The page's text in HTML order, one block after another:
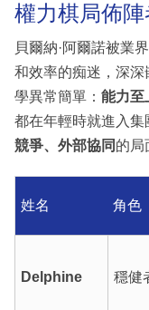
權力棋局佈陣
貝爾納·阿爾諾被業
和效率的痴迷，深
學異常簡單： 能力至
都在年輕時就進入
競爭、外部協同 的局
姓名 角色
Delphine 穩健